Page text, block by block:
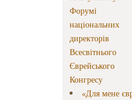
Форумі
національних
директорів
Всесвітнього
Єврейського
Конгресу
«Для мене